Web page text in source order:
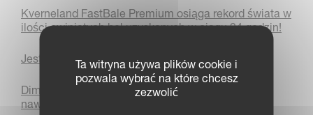
Kverneland FastBale Premium osiąga rekord świata w
ilości owiniętych bel uzyskanych w ciągu 24 godzin!
Jesteśmy Kverneland Group
Dimensions Agri Technologies i Kverneland Group
nawiązują współpracę w zakresie precyzyjnego
Ta witryna używa plików cookie i
pozwala wybrać na które chcesz
zezwolić